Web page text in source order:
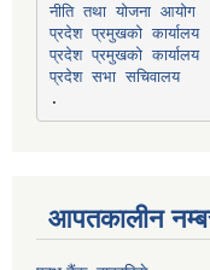
नीति तथा योजना आयोग
प्रदेश प्रमुखको कार्यालय
प्रदेश प्रमुखको कार्यालय
प्रदेश सभा सचिवालय
आपतकालीन
प्रभु बैंक, बाह्रविसे